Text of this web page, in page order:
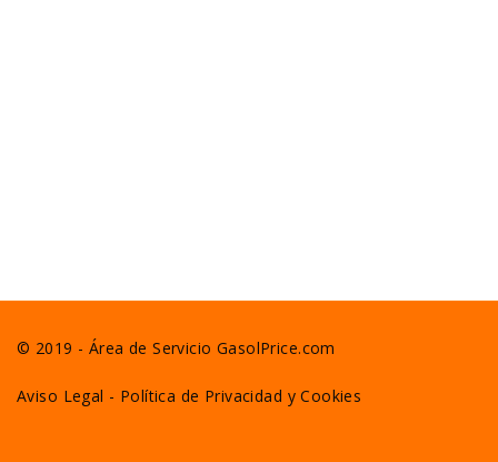
© 2019 - Área de Servicio GasolPrice.com
Aviso Legal - Política de Privacidad y Cookies